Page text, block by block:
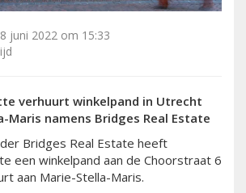
8 juni 2022 om 15:33
verhuurt winkelpand in Utrecht
Maris namens Bridges Real Estate
Bridges Real Estate heeft
een winkelpand aan de Choorstraat 6
aan Marie-Stella-Maris.